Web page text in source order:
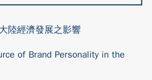
陸經濟發展之影響
of Brand Personality in the